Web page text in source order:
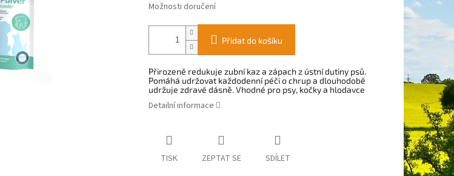
Možnosti doručení
Přidat do košíku
Přirozeně redukuje zubní kaz a zápach z ústní dutiny psů.
Pomáhá udržovat každodenní péči o chrup a dlouhodobě
udržuje zdravé dásně. Vhodné pro psy, kočky a hlodavce
Detailní informace
TISK ZEPTAT SE SDÍLET